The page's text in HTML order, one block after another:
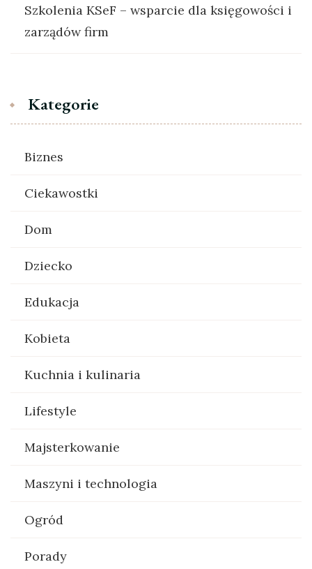
Szkolenia KSeF – wsparcie dla księgowości i
zarządów firm
Kategorie
Biznes
Ciekawostki
Dom
Dziecko
Edukacja
Kobieta
Kuchnia i kulinaria
Lifestyle
Majsterkowanie
Maszyni i technologia
Ogród
Porady